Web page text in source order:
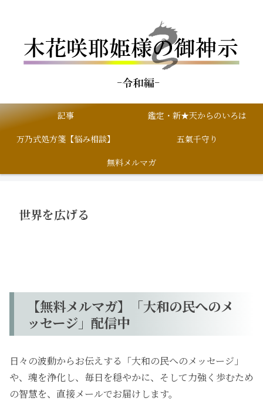
記事
鑑定・新★天からのいろは
万乃式処方箋【悩み相談】
五氣千守り
無料メルマガ
世界を広げる
【無料メルマガ】「大和の民へのメ
ッセージ」配信中
日々の波動からお伝えする「大和の民へのメッセージ」
や、魂を浄化し、毎日を穏やかに、そして力強く歩むため
の智慧を、直接メールでお届けします。